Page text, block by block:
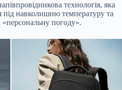
технологія, яка
під навколишню температуру та
погоду».